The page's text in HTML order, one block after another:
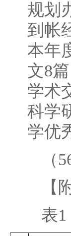
规划
到帐
本年
文8
学术
科学
学优
（
【
表